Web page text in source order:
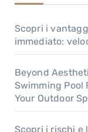
Scopri i
immediato:
Beyond
Swimming Pool
Your Outdoor
Scopri i rischi e